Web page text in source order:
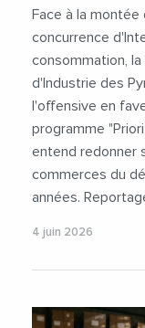
Face à la montée
concurrence
consommation,
d'Industrie des
l'offensive en
programme
entend redonner
commerces du
années.
4 juin 2026